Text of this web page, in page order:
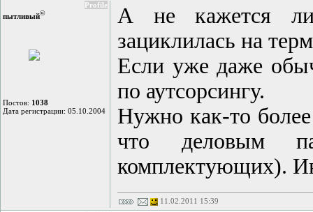
Profile
пытливый©
Постов: 1038
Дата регистрации: 05.10.2004
А не кажется ли
зациклилась на
Если уже даже
по аутсорсингу.
Нужно как-то более
что деловым
комплектующих).
11.02.2011 15:39